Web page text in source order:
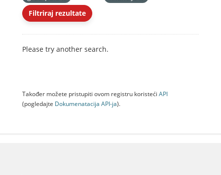
Filtriraj rezultate
Please try another search.
Također možete pristupiti ovom registru koristeći API
(pogledajte Dokumenаtаcijа API-jа).